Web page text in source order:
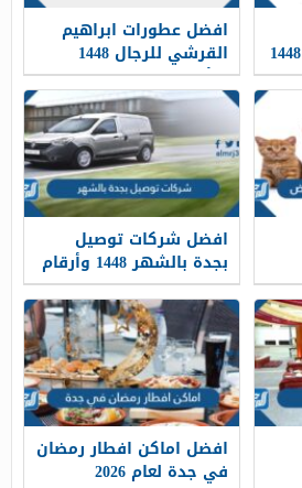
المدارس في الرياض 1448
افضل عطورات ابراهيم
القرشي للرجال 1448
بالأسعار
افضل شركات توصيل
بجدة بالشهر 1448 وأرقام
التواصل
افضل اماكن افطار رمضان
في جدة لعام 2026